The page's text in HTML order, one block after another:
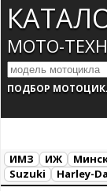
МОТО-
ПОДБОР
ИМЗ ИЖ
Suzuki
Harley-